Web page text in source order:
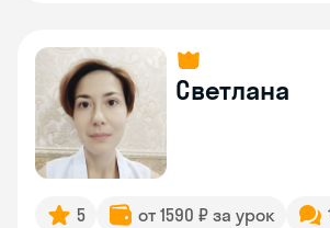
Светлана
5 от 1590 ₽ за урок